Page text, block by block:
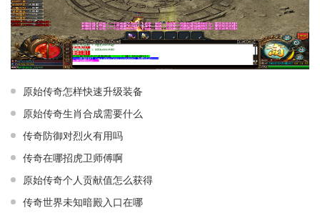
原始传奇怎样快速升级装备
原始传奇生肖合成需要什么
传奇防御对烈火有用吗
传奇在哪招虎卫师傅啊
原始传奇个人贡献值怎么获得
传奇世界未知暗殿入口在哪